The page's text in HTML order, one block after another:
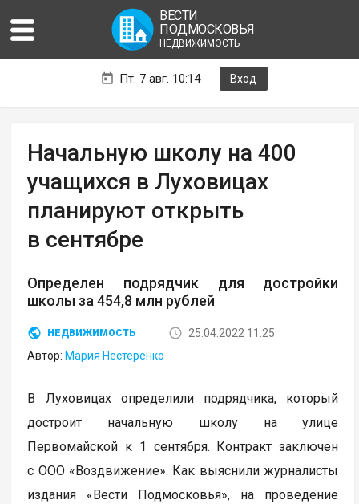
ВЕСТИ
ПОДМОСКОВЬЯ
НЕДВИЖИМОСТЬ
Пт. 7 авг. 10:14 Вход
Начальную школу на 400
учащихся в Луховицах
планируют открыть
в сентябре
Определен подрядчик для достройки
школы за 454,8 млн рублей
НЕДВИЖИМОСТЬ
25.04.2022 11:25
Автор: Мария Нестеренко
В Луховицах определили подрядчика, который
достроит начальную школу на улице
Первомайской к 1 сентября. Контракт заключен
с ООО «Воздвижение». Как выяснили журналисты
издания «Вести Подмосковья», на проведение